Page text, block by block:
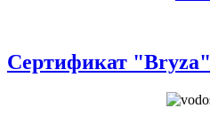
Сертификат "Bryza"